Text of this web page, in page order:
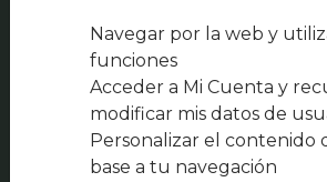
Navegar por la web y
funciones
Acceder a Mi Cuenta y
modificar mis datos de
Personalizar el contenido
base a tu navegación